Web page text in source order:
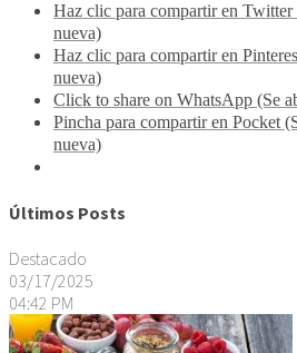
Haz clic para compartir en Twitter
nueva)
Haz clic para compartir en
nueva)
Click to share on WhatsApp (Se
Pincha para compartir en Pocket
nueva)
Últimos Posts
Destacado
03/17/2025
04:42 PM